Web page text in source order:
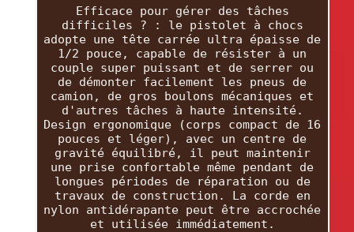
Efficace pour gérer des tâches
difficiles ? : le pistolet à chocs
adopte une tête carrée ultra épaisse de
1/2 pouce, capable de résister à un
couple super puissant et de serrer ou
de démonter facilement les pneus de
camion, de gros boulons mécaniques et
d'autres tâches à haute intensité.
Design ergonomique (corps compact de 16
pouces et léger), avec un centre de
gravité équilibré, il peut maintenir
une prise confortable même pendant de
longues périodes de réparation ou de
travaux de construction. La corde en
nylon antidérapante peut être accrochée
et utilisée immédiatement.